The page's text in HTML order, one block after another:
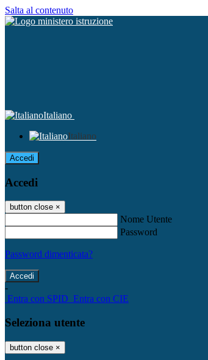
Salta al contenuto
Italiano
Italiano
Accedi
Accedi
button close ×
Nome Utente
Password
Password dimenticata?
-
Entra con SPID Entra con CIE
Seleziona utente
button close ×